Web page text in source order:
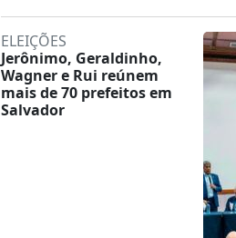
ELEIÇÕES
Jerônimo, Geraldinho,
Wagner e Rui reúnem
mais de 70 prefeitos em
Salvador